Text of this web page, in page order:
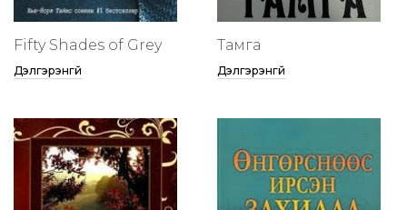
Fifty Shades of Grey
Дэлгэрэнгүй
Тамга
Дэлгэрэнгүй